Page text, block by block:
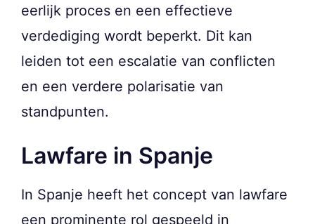
eerlijk proces en een effectieve
verdediging wordt beperkt. Dit kan
leiden tot een escalatie van conflicten
en een verdere polarisatie van
standpunten.
Lawfare in Spanje
In Spanje heeft het concept van lawfare
een prominente rol gespeeld in